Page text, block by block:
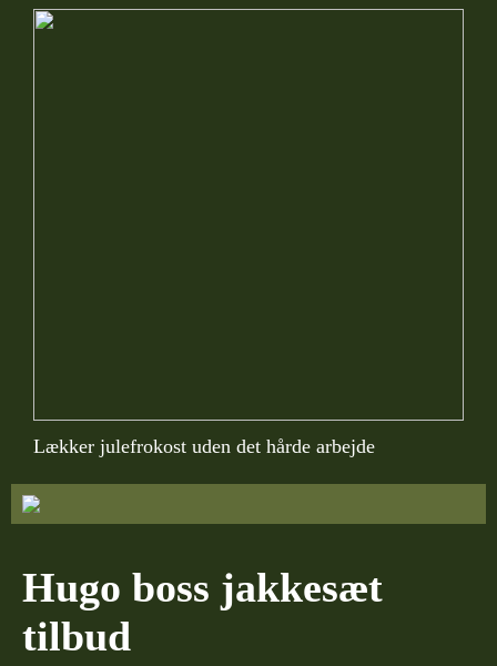
Lækker julefrokost uden det hårde arbejde
Hugo boss jakkesæt
tilbud